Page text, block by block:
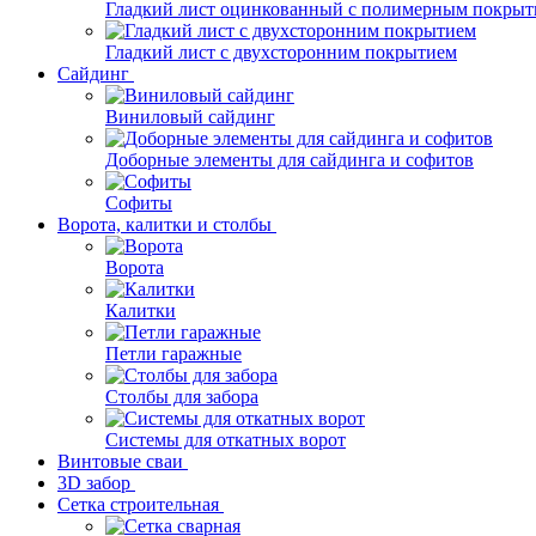
Гладкий лист оцинкованный с полимерным
Гладкий лист с двухсторонним покрытием
Сайдинг
Виниловый сайдинг
Доборные элементы для сайдинга и софитов
Софиты
Ворота, калитки и столбы
Ворота
Калитки
Петли гаражные
Столбы для забора
Системы для откатных ворот
Винтовые сваи
3D забор
Сетка строительная